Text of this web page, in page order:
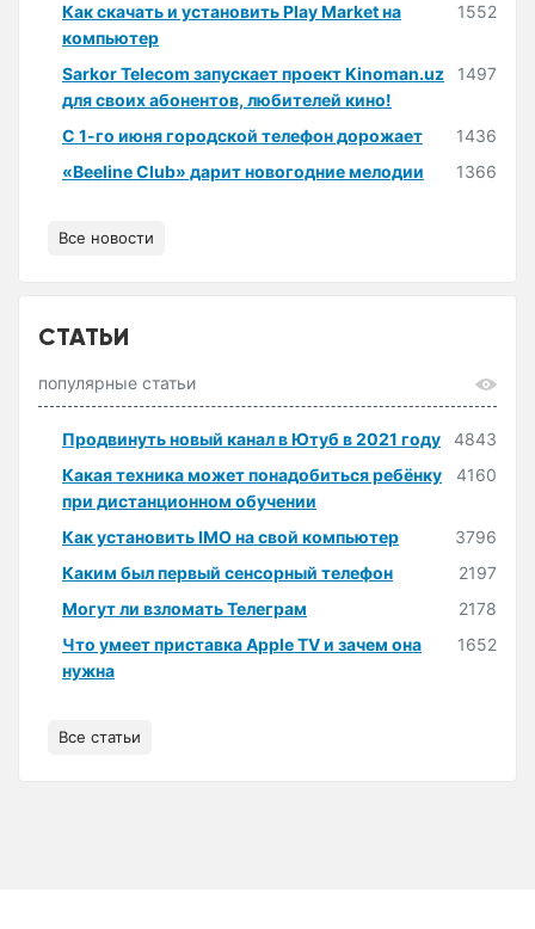
Как скачать и установить Play Market на
компьютер
1552
Sarkor Telecom запускает проект Kinoman.uz
для своих абонентов, любителей кино!
1497
С 1-го июня городской телефон дорожает
1436
«Beeline Club» дарит новогодние мелодии
1366
Все новости
СТАТЬИ
популярные статьи
Продвинуть новый канал в Ютуб в 2021 году
4843
Какая техника может понадобиться ребёнку
при дистанционном обучении
4160
Как установить IMO на свой компьютер
3796
Каким был первый сенсорный телефон
2197
Могут ли взломать Телеграм
2178
Что умеет приставка Apple TV и зачем она
нужна
1652
Все статьи